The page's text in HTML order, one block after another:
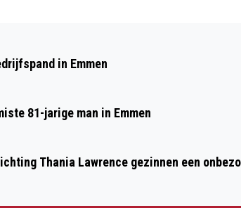
FREDERIKSOORD MET
in Emmen
81-jarige man in Emmen
Thania Lawrence gezinnen een